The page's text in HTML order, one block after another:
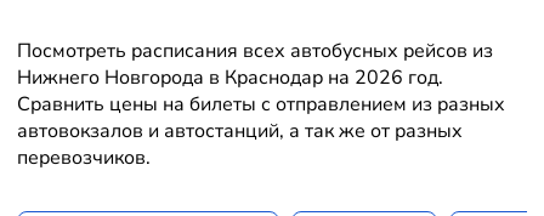
Посмотреть расписания всех автобусных рейсов из
Нижнего Новгорода в Краснодар на 2026 год.
Сравнить цены на билеты с отправлением из разных
автовокзалов и автостанций, а так же от разных
перевозчиков.